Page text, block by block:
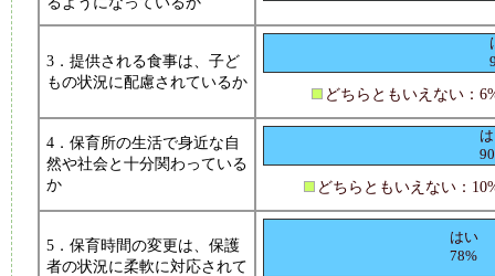
3．提供される食事は、子ど
もの状況に配慮されているか
どちらともいえない：
4．保育所の生活で身近な自
然や社会と十分関わっている
か
どちらともいえない：
5．保育時間の変更は、保護
者の状況に柔軟に対応されて
はい
78%